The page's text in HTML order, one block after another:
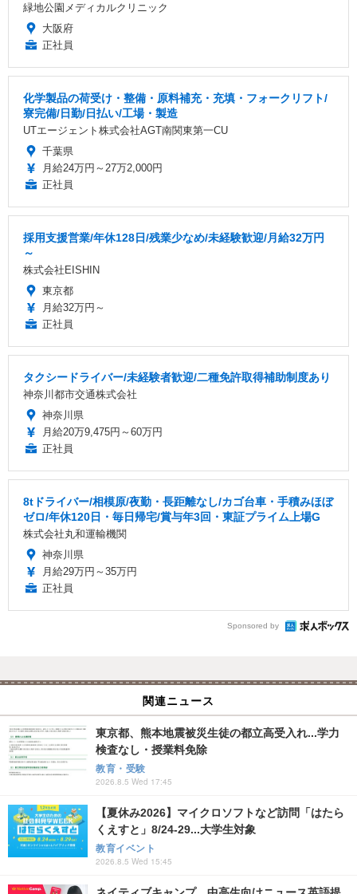
緑地公園メディカルクリニック
大阪府
正社員
化学製品の荷受け・整備・原料補充・充填・フォークリフト/
寮完備/日勤/日払い/工場・製造
UTエージェント株式会社AGT南関東第一CU
千葉県
月給24万円～27万2,000円
正社員
採用支援営業/年休128日/残業少なめ/未経験歓迎/月給32万円
～
株式会社EISHIN
東京都
月給32万円～
正社員
タクシードライバー/未経験者歓迎/二種免許取得補助制度あり
神奈川都市交通株式会社
神奈川県
月給20万9,475円～60万円
正社員
8tドライバー/相模原/夜勤・長距離なし/カゴ台車・手積みほぼ
ゼロ/年休120日・毎日帰宅/賞与年3回・東証プライム上場G
株式会社丸和運輸機関
神奈川県
月給29万円～35万円
正社員
Sponsored by
関連ニュース
東京都、熊本地震被災生徒の都立高受入れ...学力
検査なし・授業料免除
教育・受験
2026.8.5 Wed 17:45
【夏休み2026】マイクロソフトなど訪問「はたら
くえすと」8/24-29...大学生対象
教育イベント
2026.8.5 Wed 15:45